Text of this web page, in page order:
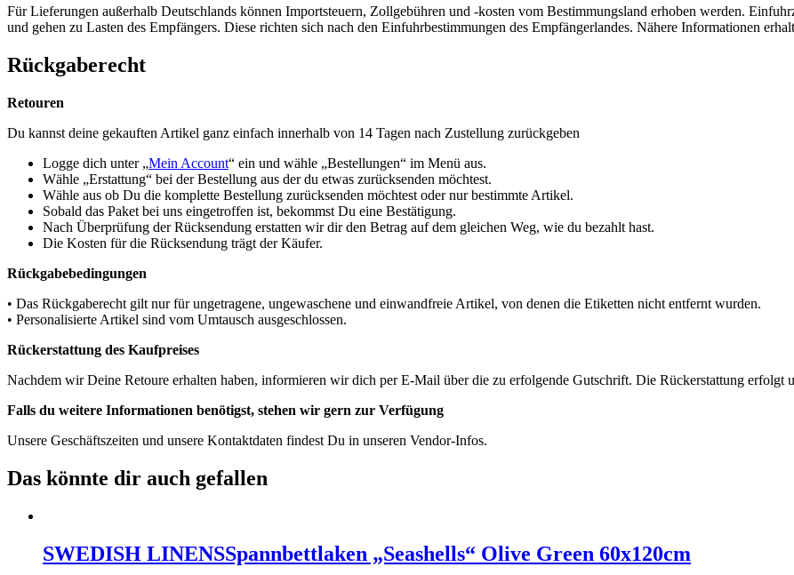
Für Lieferungen außerhalb Deutschlands können Importsteuern, Zollgebühren und -kosten vom Bestimmungsland erhoben werden.
und gehen zu Lasten des Empfängers. Diese richten sich nach den Einfuhrbestimmungen des Empfängerlandes. Nähere Informationen
Rückgaberecht
Retouren
Du kannst deine gekauften Artikel ganz einfach innerhalb von 14 Tagen nach Zustellung zurückgeben
Logge dich unter „Mein Account“ ein und wähle „Bestellungen“ im Menü aus.
Wähle „Erstattung“ bei der Bestellung aus der du etwas zurücksenden möchtest.
Wähle aus ob Du die komplette Bestellung zurücksenden möchtest oder nur bestimmte Artikel.
Sobald das Paket bei uns eingetroffen ist, bekommst Du eine Bestätigung.
Nach Überprüfung der Rücksendung erstatten wir dir den Betrag auf dem gleichen Weg, wie du bezahlt hast.
Die Kosten für die Rücksendung trägt der Käufer.
Rückgabebedingungen
• Das Rückgaberecht gilt nur für ungetragene, ungewaschene und einwandfreie Artikel, von denen die Etiketten nicht entfernt wurden.
• Personalisierte Artikel sind vom Umtausch ausgeschlossen.
Rückerstattung des Kaufpreises
Nachdem wir Deine Retoure erhalten haben, informieren wir dich per E-Mail über die zu erfolgende Gutschrift. Die Rückerstattung erfolgt
Falls du weitere Informationen benötigst, stehen wir gern zur Verfügung
Unsere Geschäftszeiten und unsere Kontaktdaten findest Du in unseren Vendor-Infos.
Das könnte dir auch gefallen
SWEDISH LINENSSpannbettlaken „Seashells“ Olive Green 60x120cm